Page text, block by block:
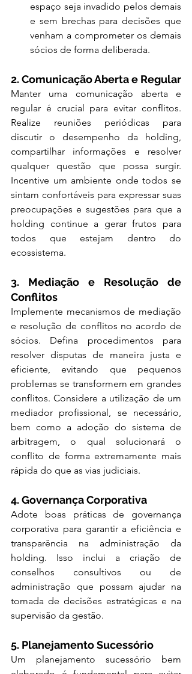
espaço seja invadido pelos demais
e sem brechas para decisões que
venham a comprometer os demais
sócios de forma deliberada.
2. Comunicação Aberta e Regular
Manter uma comunicação aberta e
regular é crucial para evitar conflitos.
Realize reuniões periódicas para
discutir o desempenho da holding,
compartilhar informações e resolver
qualquer questão que possa surgir.
Incentive um ambiente onde todos se
sintam confortáveis para expressar suas
preocupações e sugestões para que a
holding continue a gerar frutos para
todos que estejam dentro do
ecossistema.
3. Mediação e Resolução de
Conflitos
Implemente mecanismos de mediação
e resolução de conflitos no acordo de
sócios. Defina procedimentos para
resolver disputas de maneira justa e
eficiente, evitando que pequenos
problemas se transformem em grandes
conflitos. Considere a utilização de um
mediador profissional, se necessário,
bem como a adoção do sistema de
arbitragem, o qual solucionará o
conflito de forma extremamente mais
rápida do que as vias judiciais.
4. Governança Corporativa
Adote boas práticas de governança
corporativa para garantir a eficiência e
transparência na administração da
holding. Isso inclui a criação de
conselhos consultivos ou de
administração que possam ajudar na
tomada de decisões estratégicas e na
supervisão da gestão.
5. Planejamento Sucessório
Um planejamento sucessório bem